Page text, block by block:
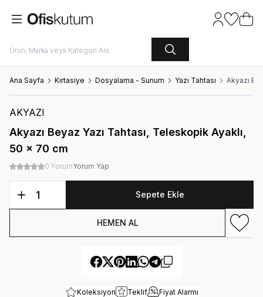
Hesabım
Ana Sayfa Kırtasiye Dosyalama - Sunum Yazı Tahtası Akyazı
AKYAZI
Akyazı Beyaz Yazı Tahtası, Teleskopik Ayaklı,
50 x 70 cm
0 YorumYorum Yap
Sepete Ekle
HEMEN AL
Koleksiyon Teklif Fiyat Alarmı